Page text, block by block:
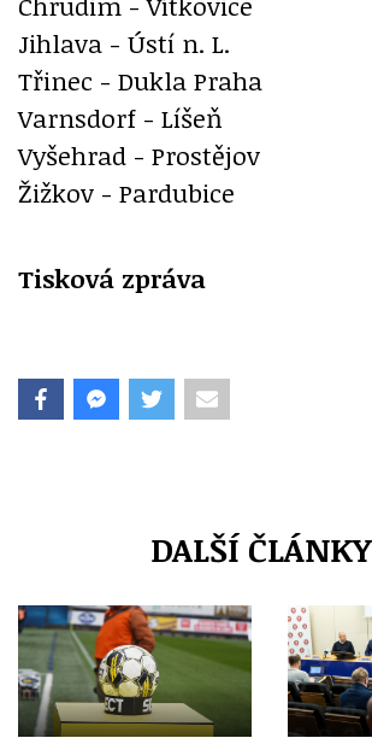
Jihlava - Ústí n. L.
Třinec - Dukla Praha
Varnsdorf - Líšeň
Vyšehrad - Prostějov
Žižkov - Pardubice
Tisková zpráva
DALŠÍ ČLÁNKY